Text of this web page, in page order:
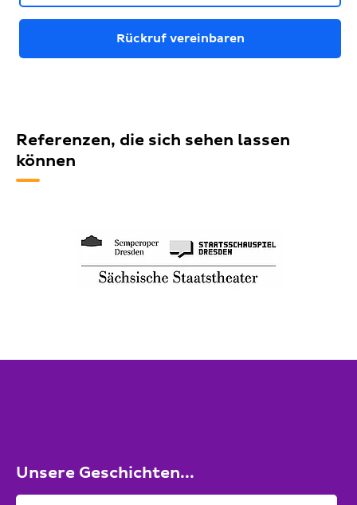
Rückruf vereinbaren
Referenzen, die sich sehen lassen
können
Unsere Geschichten...